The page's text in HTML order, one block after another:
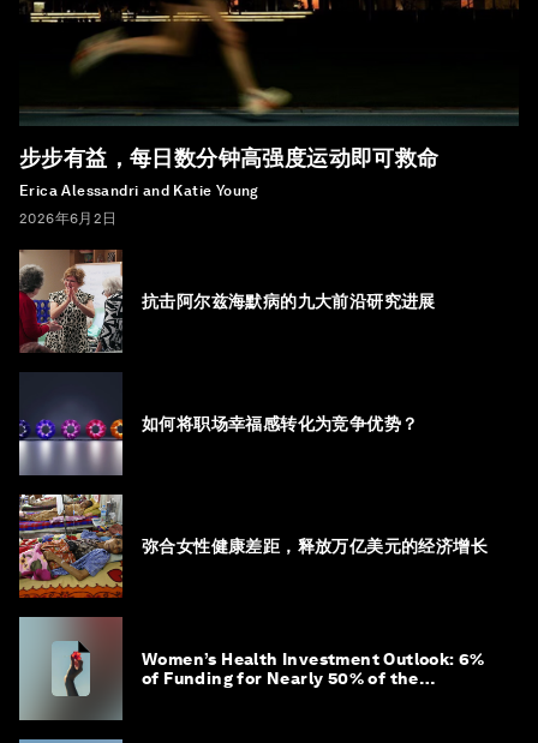
步步有益，每日数分钟高强度运动即可救命
Erica Alessandri and Katie Young
2026年6月2日
抗击阿尔兹海默病的九大前沿研究进展
如何将职场幸福感转化为竞争优势？
弥合女性健康差距，释放万亿美元的经济增长
Women’s Health Investment Outlook: 6%
of Funding for Nearly 50% of the